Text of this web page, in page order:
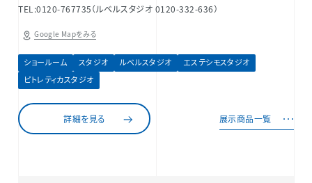
TEL:0120-767735（ルベルスタジオ 0120-332-636）
Google Mapをみる
ショールーム スタジオ ルベルスタジオ
エステシモスタジオ
ピトレティカスタジオ
詳細を見る 展示商品一覧